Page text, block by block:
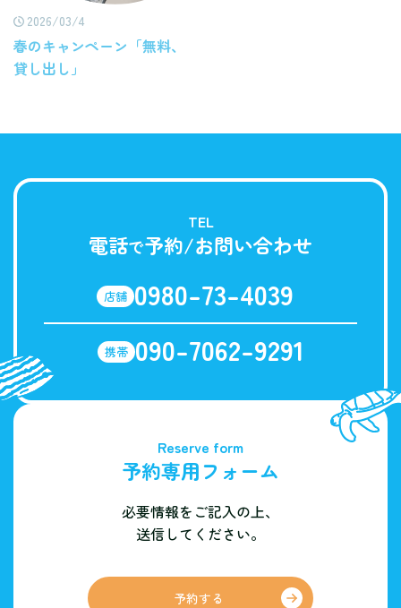
2026/03/4
春のキャンペーン「無料、
貸し出し」
TEL
電話で予約/お問い合わせ
店舗 0980-73-4039
携帯 090-7062-9291
Reserve form
予約専用フォーム
必要情報をご記入の上、
送信してください。
予約する